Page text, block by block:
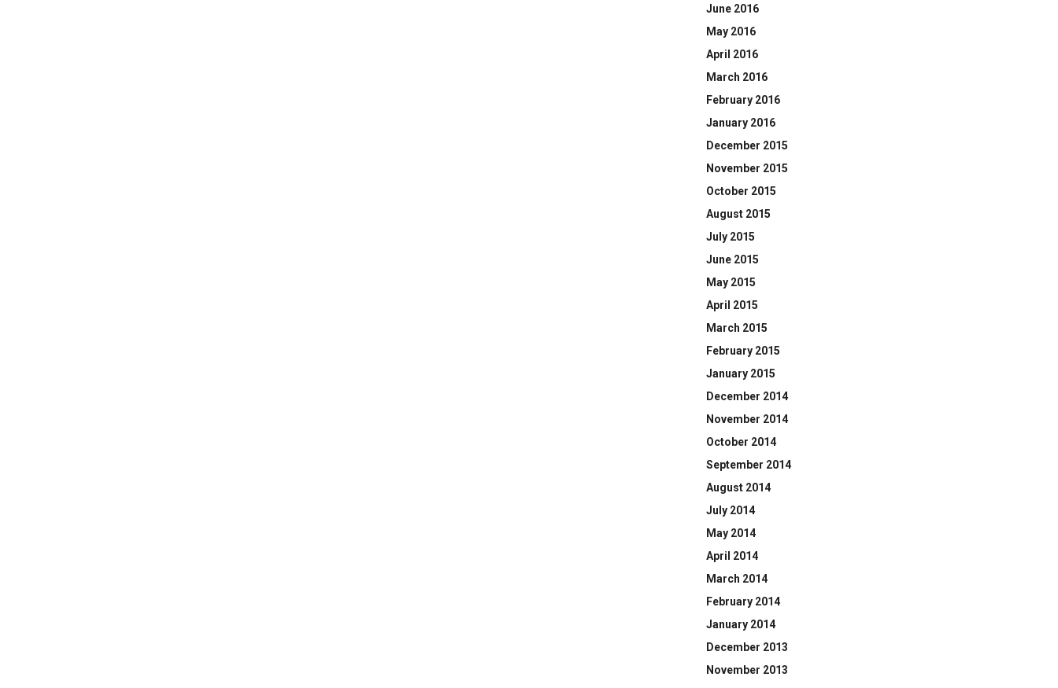
June 2016
May 2016
April 2016
March 2016
February 2016
January 2016
December 2015
November 2015
October 2015
August 2015
July 2015
June 2015
May 2015
April 2015
March 2015
February 2015
January 2015
December 2014
November 2014
October 2014
September 2014
August 2014
July 2014
May 2014
April 2014
March 2014
February 2014
January 2014
December 2013
November 2013